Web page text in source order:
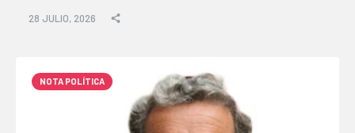
28 JULIO, 2026
NOTA POLÍTICA